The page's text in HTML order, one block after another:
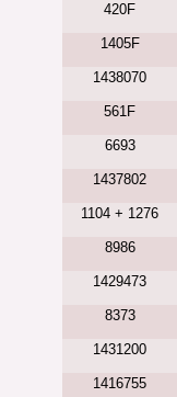
420F
1405F
1438070
561F
6693
1437802
1104 + 1276
8986
1429473
8373
1431200
1416755